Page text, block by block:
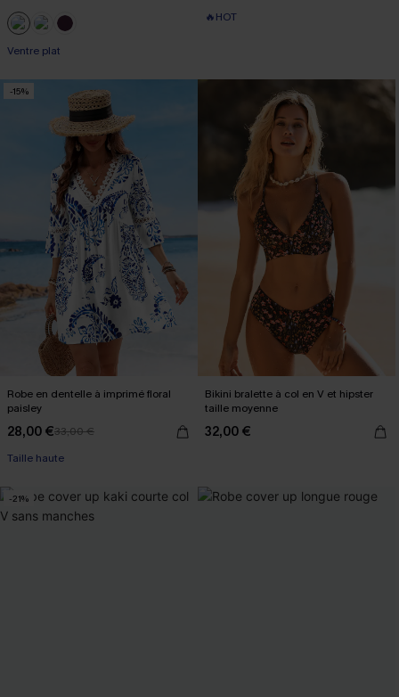
Ventre plat
🔥HOT
-15%
Robe en dentelle à imprimé floral
paisley
28,00 €33,00 €
Taille haute
Bikini bralette à col en V et hipster
taille moyenne
32,00 €
-21%